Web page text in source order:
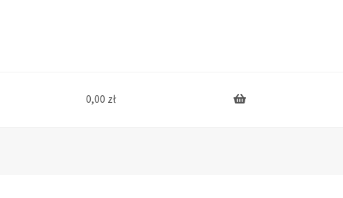
0,00 zł